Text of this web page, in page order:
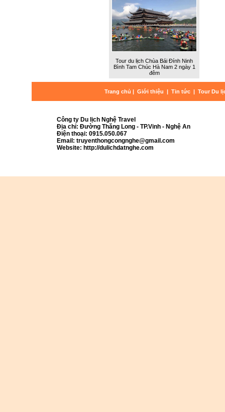
Tour du lịch Chùa Bái Đính Ninh
Bình Tam Chúc Hà Nam 2 ngày 1
đêm
Trang chủ | Giới thiệu | Tin tức | Tour Du
Công ty Du lịch Nghệ Travel
Địa chỉ: Đường Thăng Long - TP.Vinh - Nghệ An
Điện thoại: 0915.050.067
Email: truyenthongcongnghe@gmail.com
Website: http://dulichdatnghe.com